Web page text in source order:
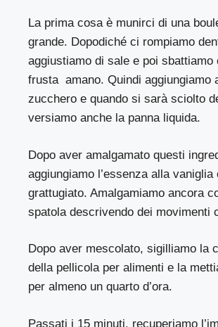
La prima cosa è munirci di una
grande. Dopodiché ci rompiamo
aggiustiamo di sale e poi sbattiamo
frusta amano. Quindi aggiungiamo
zucchero e quando si sarà sciolto
versiamo anche la panna liquida.
Dopo aver amalgamato questi
aggiungiamo l’essenza alla
grattugiato. Amalgamiamo ancora
spatola descrivendo dei movimenti
Dopo aver mescolato, sigilliamo la
della pellicola per alimenti e la
per almeno un quarto d’ora.
Passati i 15 minuti, recuperiamo